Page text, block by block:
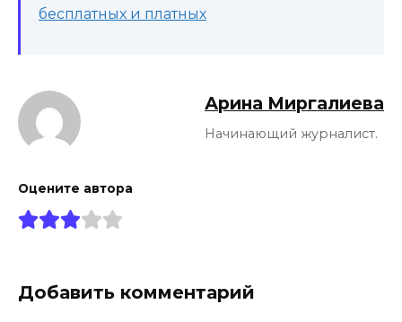
бесплатных и платных
Арина Миргалиева
Начинающий журналист.
Оцените автора
Добавить комментарий